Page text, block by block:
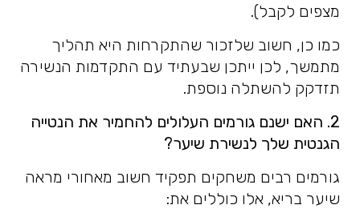
מצפים לקבל).
כמו כן, חשוב שלזכור שהתקרחות היא תהליך
מתמשך, לכן ייתכן שבעתיד עם התקדמות הנשירה
תזדקק להשתלה נוספת.
2. האם ישנם גורמים העלולים להחמיר את הנטייה
הגנטית שלך לנשירת שיער?
גורמים רבים משחקים תפקיד חשוב מאחורי מראה
שיער בריא, אלו כוללים את: